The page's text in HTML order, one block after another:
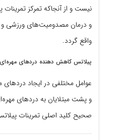
نیست و از آنجاکه تمرکز
و درمان مصدومیت‌های ورزشی و
واقع گردد.
پیلاتس کاهش دهنده دردهای
عوامل مختلفی در ایجاد
و پشت مبتلایان به دردهای
صحیح کلید اصلی تمرینات